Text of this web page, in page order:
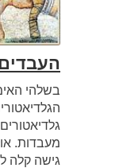
בשלהי
מעבדות.
גישה קלה